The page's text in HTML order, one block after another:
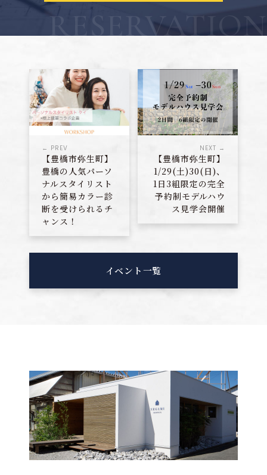
RESERVATION
← PREV
【豊橋市弥生町】
豊橋の人気パーソ
ナルスタイリスト
から簡易カラー診
断を受けられるチ
ャンス！
NEXT →
【豊橋市弥生町】
1/29(土)30(日)、
1日3組限定の完全
予約制モデルハウ
ス見学会開催
イベント一覧